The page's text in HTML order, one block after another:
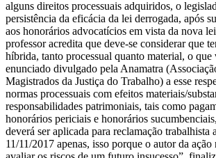
alguns direitos processuais adquiridos, o
persistência da eficácia da lei derrogada, após
aos honorários advocatícios em vista da nova
professor acredita que deve-se considerar que
híbrida, tanto processual quanto material, o que
enunciado divulgado pela Anamatra
Magistrados da Justiça do Trabalho) a esse
normas processuais com efeitos materiais/
responsabilidades patrimoniais, tais como
honorários periciais e honorários
deverá ser aplicada para reclamação trabalhista
11/11/2017 apenas, isso porque o autor da ação